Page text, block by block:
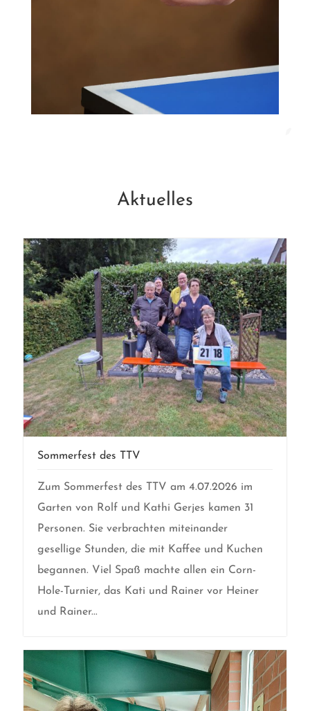
Aktuelles
Sommerfest des TTV
Zum Sommerfest des TTV am 4.07.2026 im
Garten von Rolf und Kathi Gerjes kamen 31
Personen. Sie verbrachten miteinander
gesellige Stunden, die mit Kaffee und Kuchen
begannen. Viel Spaß machte allen ein Corn-
Hole-Turnier, das Kati und Rainer vor Heiner
und Rainer...